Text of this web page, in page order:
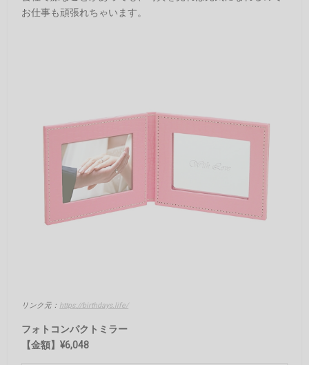
お仕事も頑張れちゃいます。
リンク元： https://birthdays.life/
フォトコンパクトミラー
【金額】¥6,048